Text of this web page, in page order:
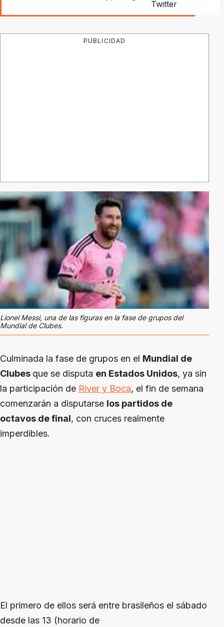
PUBLICIDAD
Lionel Messi, una de las figuras en la fase de grupos del
Mundial de Clubes.
Culminada la fase de grupos en el Mundial de
Clubes que se disputa en Estados Unidos, ya sin
la participación de River y Boca, el fin de semana
comenzarán a disputarse los partidos de
octavos de final, con cruces realmente
imperdibles.
El primero de ellos será entre brasileños el sábado
desde las 13 (horario de